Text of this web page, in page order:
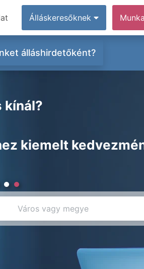
Álláskeresőknek
álláshirdetőként?
kínál?
kiemelt